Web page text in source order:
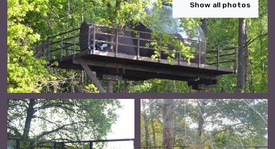
Show all photos